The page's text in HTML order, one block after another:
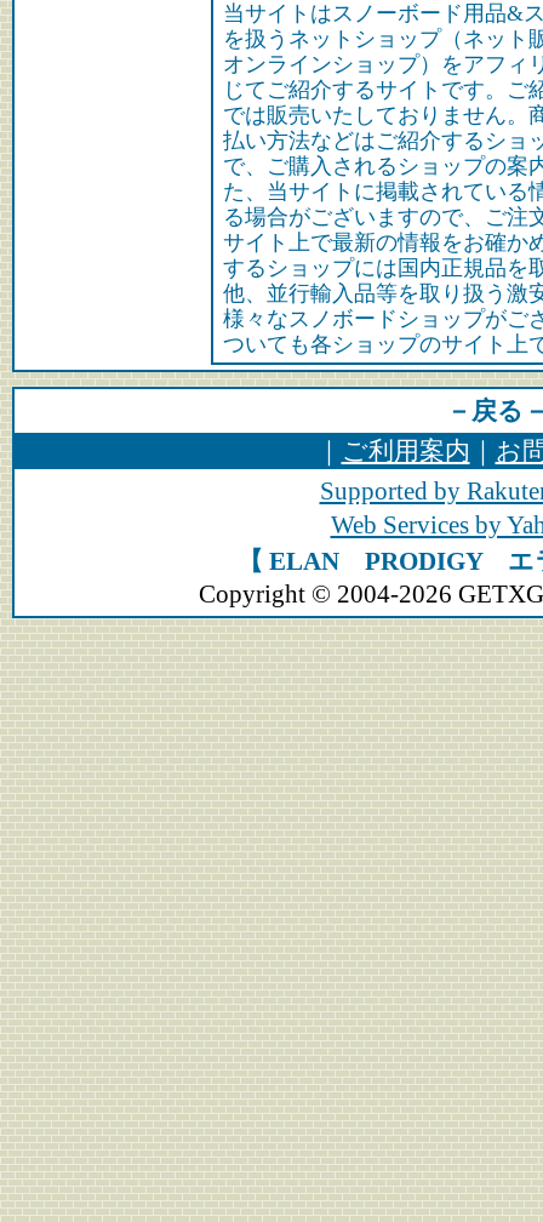
当サイトはスノーボード用品&
を扱うネットショップ（ネット
オンラインショップ）をアフィ
じてご紹介するサイトです。ご
では販売いたしておりません。
払い方法などはご紹介するショ
で、ご購入されるショップの案
た、当サイトに掲載されている
る場合がございますので、ご注
サイト上で最新の情報をお確か
するショップには国内正規品を
他、並行輸入品等を取り扱う激
様々なスノボードショップがご
ついても各ショップのサイト上
－戻る
｜ ご利用案内 ｜ お
Supported by
Web Services by
【 ELAN PRODIGY
Copyright © 2004-2026